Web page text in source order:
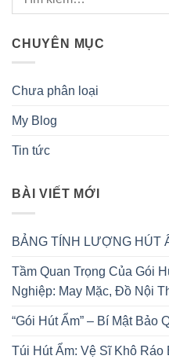
CHUYÊN MỤC
Chưa phân loại
My Blog
Tin tức
BÀI VIẾT MỚI
BẢNG TÍNH LƯỢNG HÚT
Tầm Quan Trọng Của Gói
Nghiệp: May Mặc, Đồ Nội
“Gói Hút Ẩm” – Bí Mật Bảo
Túi Hút Ẩm: Vệ Sĩ Khô Ráo